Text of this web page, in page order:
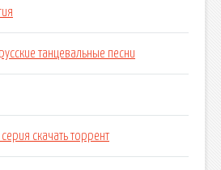
танцевальные песни
скачать торрент